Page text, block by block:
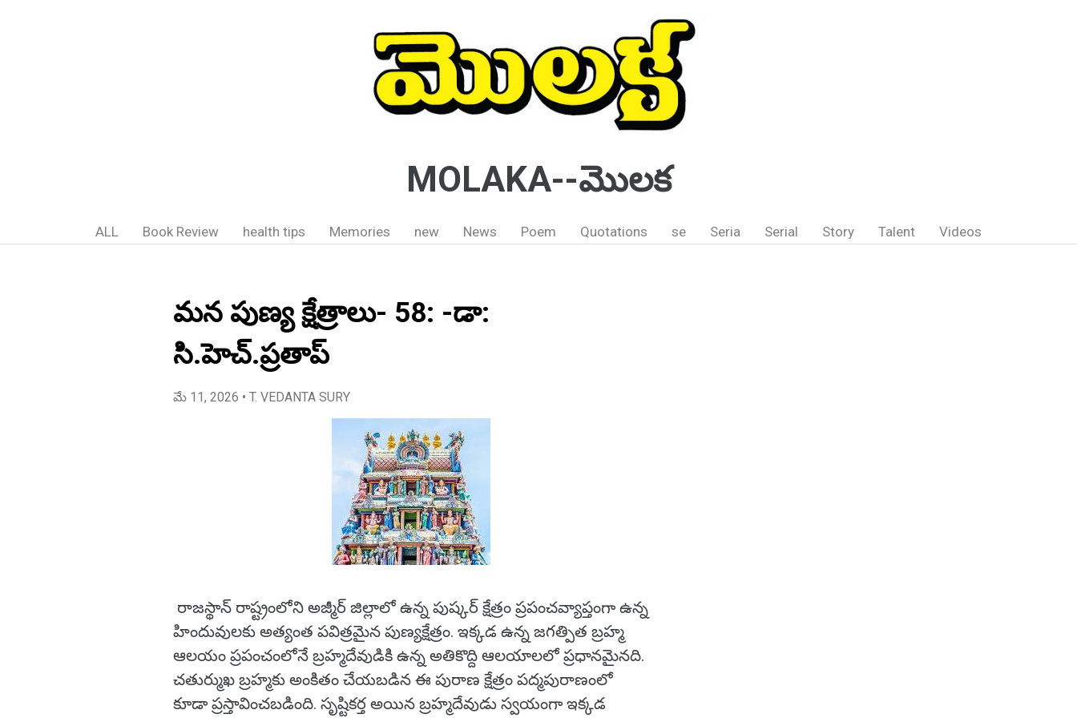
MOLAKA--మొలక
ALL Book Review health tips Memories new News Poem Quotations se Seria Serial Story Talent Videos
మన పుణ్య క్షేత్రాలు- 58: -డా:
సి.హెచ్.ప్రతాప్
మే 11, 2026 • T. VEDANTA SURY
రాజస్థాన్ రాష్ట్రంలోని అజ్మీర్ జిల్లాలో ఉన్న పుష్కర్ క్షేత్రం ప్రపంచవ్యాప్తంగా ఉన్న
హిందువులకు అత్యంత పవిత్రమైన పుణ్యక్షేత్రం. ఇక్కడ ఉన్న జగత్పిత బ్రహ్మ
ఆలయం ప్రపంచంలోనే బ్రహ్మదేవుడికి ఉన్న అతికొద్ది ఆలయాలలో ప్రధానమైనది.
చతుర్ముఖ బ్రహ్మకు అంకితం చేయబడిన ఈ పురాణ క్షేత్రం పద్మపురాణంలో
కూడా ప్రస్తావించబడింది. సృష్టికర్త అయిన బ్రహ్మదేవుడు స్వయంగా ఇక్కడ